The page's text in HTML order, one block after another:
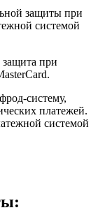
защиты при
системой
при
систему,
платежей.
системой